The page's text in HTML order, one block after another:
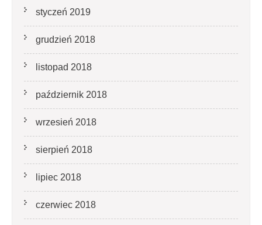
styczeń 2019
grudzień 2018
listopad 2018
październik 2018
wrzesień 2018
sierpień 2018
lipiec 2018
czerwiec 2018